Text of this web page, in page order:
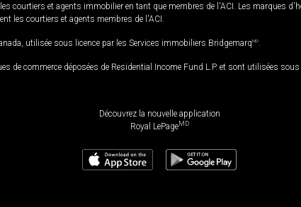
courtiers et agents immobilier en tant que membres de l'ACI. Les marques
les courtiers et agents membres de l'ACI.
utilisée sous licence par les Services immobiliers BridgemarqMD
de commerce déposées de Residential Income Fund L.P. et sont utilisées
Découvrez la nouvelle application
Royal LePageMD